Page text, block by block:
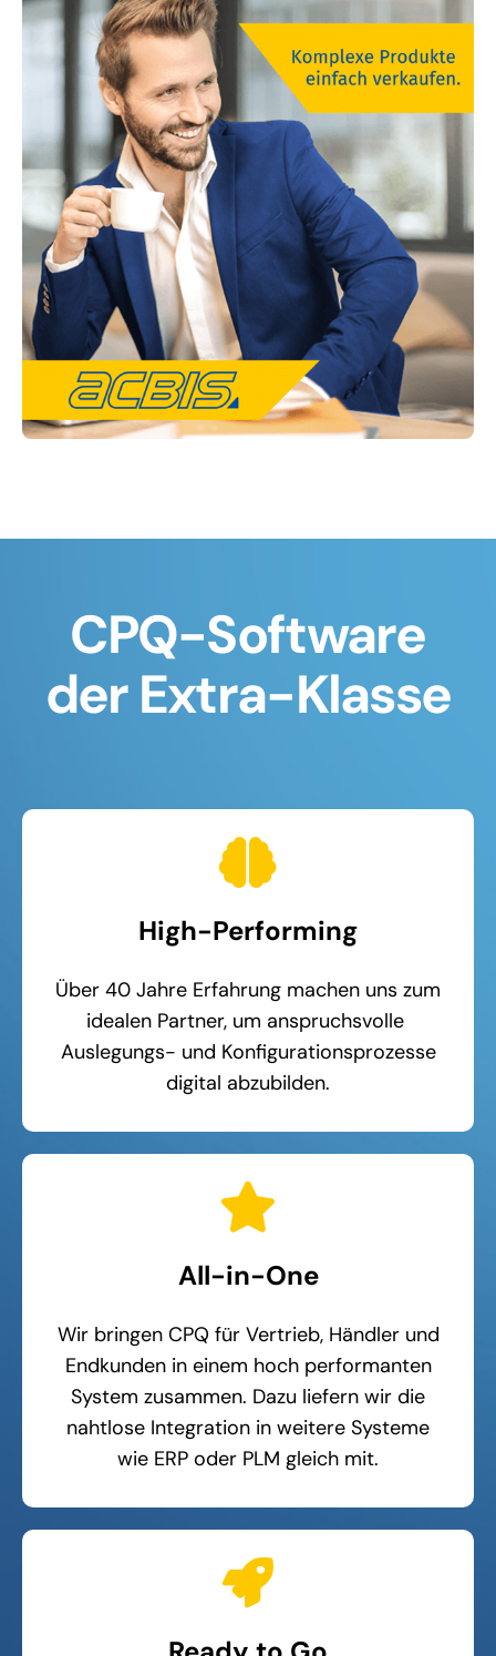
CPQ-Software
der Extra-Klasse
High-Performing
Über 40 Jahre Erfahrung machen uns zum
idealen Partner, um anspruchsvolle
Auslegungs- und Konfigurationsprozesse
digital abzubilden.
All-in-One
Wir bringen CPQ für Vertrieb, Händler und
Endkunden in einem hoch performanten
System zusammen. Dazu liefern wir die
nahtlose Integration in weitere Systeme
wie ERP oder PLM gleich mit.